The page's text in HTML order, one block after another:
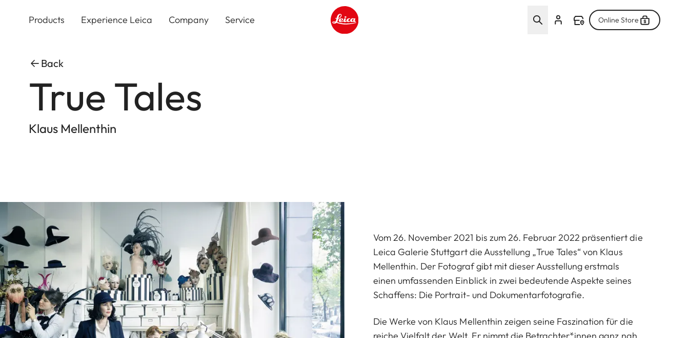
Products Experience Leica Company Service Online Store
Back
True Tales
Klaus Mellenthin
Vom 26. November 2021 bis zum 26. Februar 2022 präsentiert die
Leica Galerie Stuttgart die Ausstellung „True Tales“ von Klaus
Mellenthin. Der Fotograf gibt mit dieser Ausstellung erstmals
einen umfassenden Einblick in zwei bedeutende Aspekte seines
Schaffens: Die Portrait- und Dokumentarfotografie.
Die Werke von Klaus Mellenthin zeigen seine Faszination für die
reiche Vielfalt der Welt. Er nimmt die Betrachter*innen ganz nah